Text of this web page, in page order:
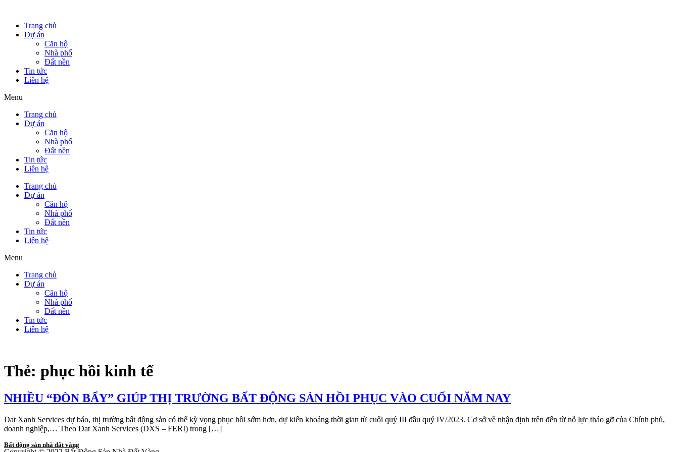
Trang chủ
Dự án
Căn hộ
Nhà phố
Đất nền
Tin tức
Liên hệ
Menu
Trang chủ
Dự án
Căn hộ
Nhà phố
Đất nền
Tin tức
Liên hệ
Trang chủ
Dự án
Căn hộ
Nhà phố
Đất nền
Tin tức
Liên hệ
Menu
Trang chủ
Dự án
Căn hộ
Nhà phố
Đất nền
Tin tức
Liên hệ
Thẻ: phục hồi kinh tế
NHIỀU “ĐÒN BẨY” GIÚP THỊ TRƯỜNG BẤT ĐỘNG SẢN HỒI PHỤC VÀO CUỐI NĂM NAY
Dat Xanh Services dự báo, thị trường bất động sản có thể kỳ vọng phục hồi sớm hơn, dự kiến khoảng thời gian từ cuối quý III đầu quý IV/2023. Cơ sở về nhận định trên đến từ nỗ lực tháo gỡ của Chính phủ,
doanh nghiệp,… Theo Dat Xanh Services (DXS – FERI) trong […]
Bất động sản nhà đất vàng